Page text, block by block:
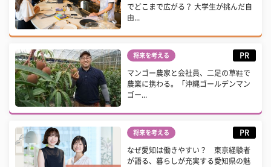
でどこまで広がる？ 大学生が挑んだ自
由...
将来を考える PR
マンゴー農家と会社員、二足の草鞋で
農業に携わる。「沖縄ゴールデンマン
ゴー...
将来を考える PR
なぜ愛知は働きやすい？ 東京経験者
が語る、暮らしが充実する愛知県の魅